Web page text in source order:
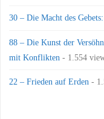
30 – Die Macht des
88 – Die Kunst der
mit Konflikten - 1.554
22 – Frieden auf Erden -